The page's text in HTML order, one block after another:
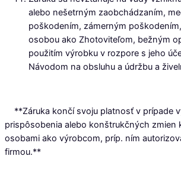
alebo nešetrným zaobchádzaním,
poškodením, zámerným
osobou ako Zhotoviteľom, bežným
použitím výrobku v rozpore s jeho
Návodom na obsluhu a údržbu a
**Záruka končí svoju platnosť v prípade
prispôsobenia alebo konštrukčných zmien
osobami ako výrobcom, príp. ním
firmou.**